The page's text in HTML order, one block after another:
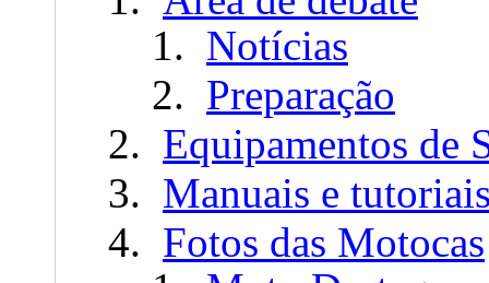
Notícias
Preparação
Equipamentos de
Manuais e
Fotos das Motocas